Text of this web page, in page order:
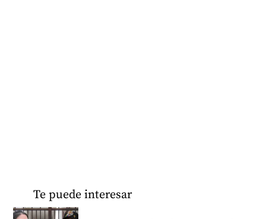
Te puede interesar